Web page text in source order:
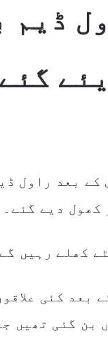
ڈیم
گئے
کے بعد راول
کھول دیے گئے۔
کھلے رہیں
بعد کئی
بن گئی تھیں